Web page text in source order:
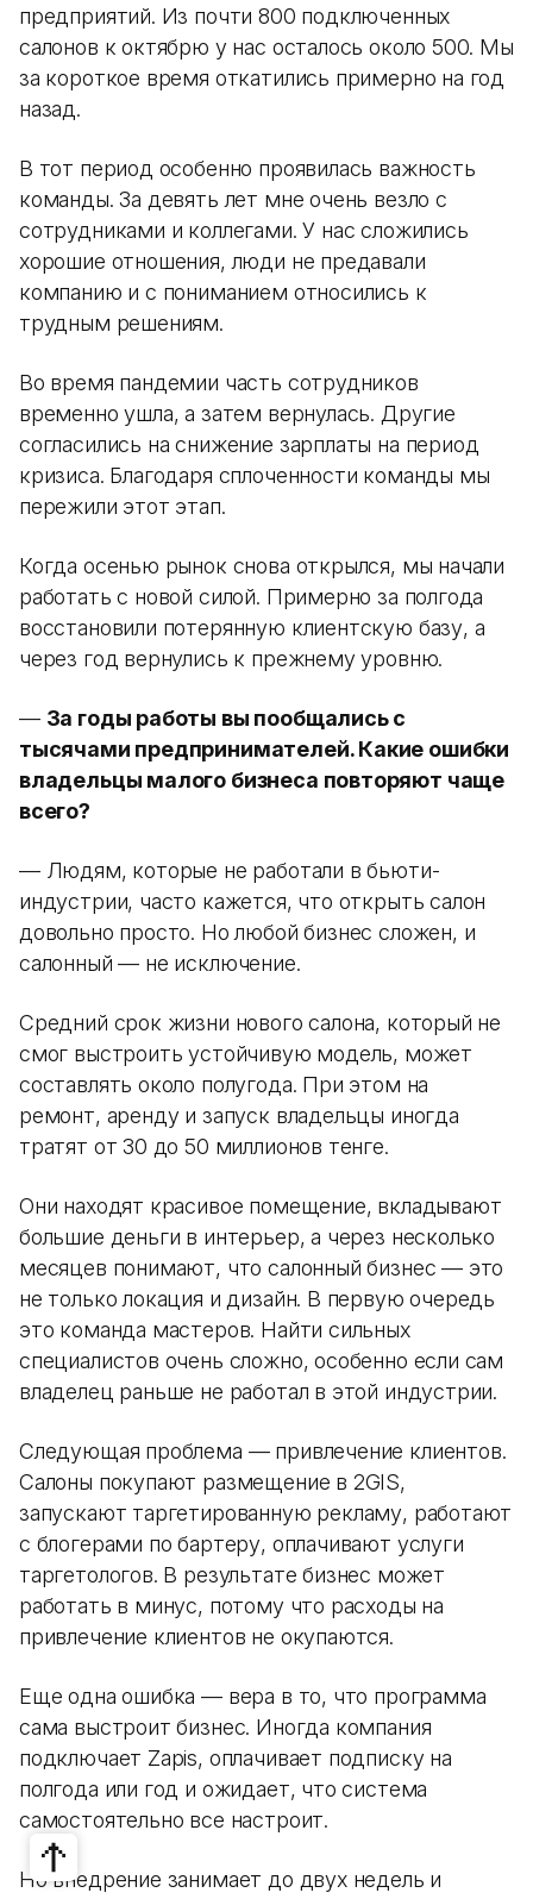
предприятий. Из почти 800 подключенных
салонов к октябрю у нас осталось около 500. Мы
за короткое время откатились примерно на год
назад.
В тот период особенно проявилась важность
команды. За девять лет мне очень везло с
сотрудниками и коллегами. У нас сложились
хорошие отношения, люди не предавали
компанию и с пониманием относились к
трудным решениям.
Во время пандемии часть сотрудников
временно ушла, а затем вернулась. Другие
согласились на снижение зарплаты на период
кризиса. Благодаря сплоченности команды мы
пережили этот этап.
Когда осенью рынок снова открылся, мы начали
работать с новой силой. Примерно за полгода
восстановили потерянную клиентскую базу, а
через год вернулись к прежнему уровню.
— За годы работы вы пообщались с
тысячами предпринимателей. Какие ошибки
владельцы малого бизнеса повторяют чаще
всего?
— Людям, которые не работали в бьюти-
индустрии, часто кажется, что открыть салон
довольно просто. Но любой бизнес сложен, и
салонный — не исключение.
Средний срок жизни нового салона, который не
смог выстроить устойчивую модель, может
составлять около полугода. При этом на
ремонт, аренду и запуск владельцы иногда
тратят от 30 до 50 миллионов тенге.
Они находят красивое помещение, вкладывают
большие деньги в интерьер, а через несколько
месяцев понимают, что салонный бизнес — это
не только локация и дизайн. В первую очередь
это команда мастеров. Найти сильных
специалистов очень сложно, особенно если сам
владелец раньше не работал в этой индустрии.
Следующая проблема — привлечение клиентов.
Салоны покупают размещение в 2GIS,
запускают таргетированную рекламу, работают
с блогерами по бартеру, оплачивают услуги
таргетологов. В результате бизнес может
работать в минус, потому что расходы на
привлечение клиентов не окупаются.
Еще одна ошибка — вера в то, что программа
сама выстроит бизнес. Иногда компания
подключает Zapis, оплачивает подписку на
полгода или год и ожидает, что система
самостоятельно все настроит.
Но внедрение занимает до двух недель и